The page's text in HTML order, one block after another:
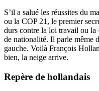
S’il a salué les réussites du
ou la COP 21, le premier
durs contre la loi travail ou la
de nationalité. Il parle même
gauche. Voilà François
bien, la neige arrive.
Repère de hollandais